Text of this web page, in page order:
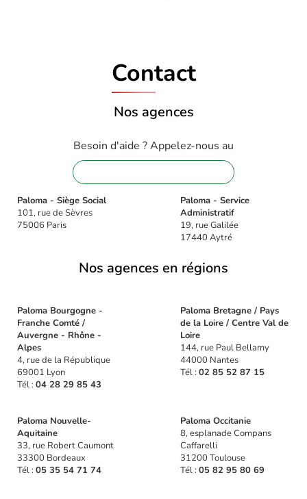
Contact
Nos agences
Besoin d'aide ? Appelez-nous au
Paloma - Siège Social
101, rue de Sèvres
75006 Paris
Paloma - Service
Administratif
19, rue Galilée
17440 Aytré
Nos agences en régions
Paloma Bourgogne -
Franche Comté /
Auvergne - Rhône -
Alpes
4, rue de la République
69001 Lyon
Tél : 04 28 29 85 43
Paloma Bretagne / Pays
de la Loire / Centre Val de
Loire
144, rue Paul Bellamy
44000 Nantes
Tél : 02 85 52 87 15
Paloma Nouvelle-
Aquitaine
33, rue Robert Caumont
33300 Bordeaux
Tél : 05 35 54 71 74
Paloma Occitanie
8, esplanade Compans
Caffarelli
31200 Toulouse
Tél : 05 82 95 80 69